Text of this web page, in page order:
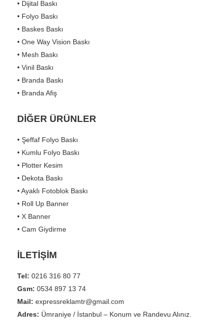
• Dijital Baskı
• Folyo Baskı
• Baskes Baskı
• One Way Vision Baskı
• Mesh Baskı
• Vinil Baskı
• Branda Baskı
• Branda Afiş
DİĞER ÜRÜNLER
• Şeffaf Folyo Baskı
• Kumlu Folyo Baskı
• Plotter Kesim
• Dekota Baskı
• Ayaklı Fotoblok Baskı
• Roll Up Banner
• X Banner
• Cam Giydirme
İLETİŞİM
Tel: 0216 316 80 77
Gsm: 0534 897 13 74
Mail: expressreklamtr@gmail.com
Adres: Ümraniye / İstanbul – Konum ve Randevu Alınız.